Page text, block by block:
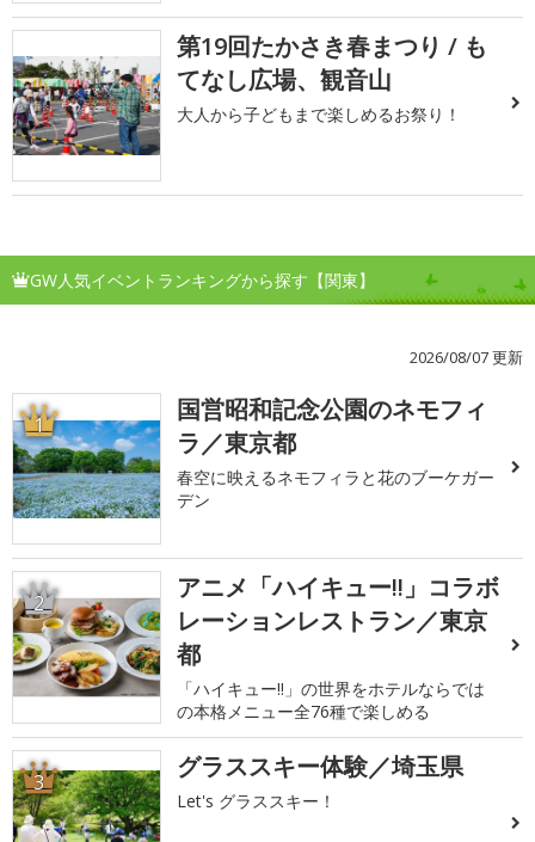
第19回たかさき春まつり / も
てなし広場、観音山
大人から子どもまで楽しめるお祭り！
GW人気イベントランキングから探す【関東】
2026/08/07 更新
1
国営昭和記念公園のネモフィ
ラ／東京都
春空に映えるネモフィラと花のブーケガー
デン
2
アニメ「ハイキュー!!」コラボ
レーションレストラン／東京
都
「ハイキュー!!」の世界をホテルならでは
の本格メニュー全76種で楽しめる
3 グラススキー体験／埼玉県
Let's グラススキー！